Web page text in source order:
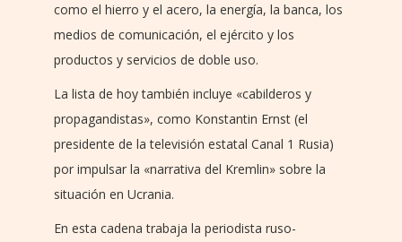
como el hierro y el acero, la energía, la banca, los
medios de comunicación, el ejército y los
productos y servicios de doble uso.
La lista de hoy también incluye «cabilderos y
propagandistas», como Konstantin Ernst (el
presidente de la televisión estatal Canal 1 Rusia)
por impulsar la «narrativa del Kremlin» sobre la
situación en Ucrania.
En esta cadena trabaja la periodista ruso-